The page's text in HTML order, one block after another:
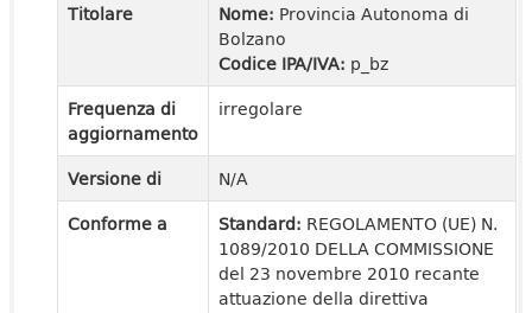
Titolare Nome: Provincia Autonoma di
Bolzano
Codice IPA/IVA: p_bz
Frequenza di
aggiornamento
irregolare
Versione di
N/A
Conforme a
Standard: REGOLAMENTO (UE) N.
1089/2010 DELLA COMMISSIONE
del 23 novembre 2010 recante
attuazione della direttiva